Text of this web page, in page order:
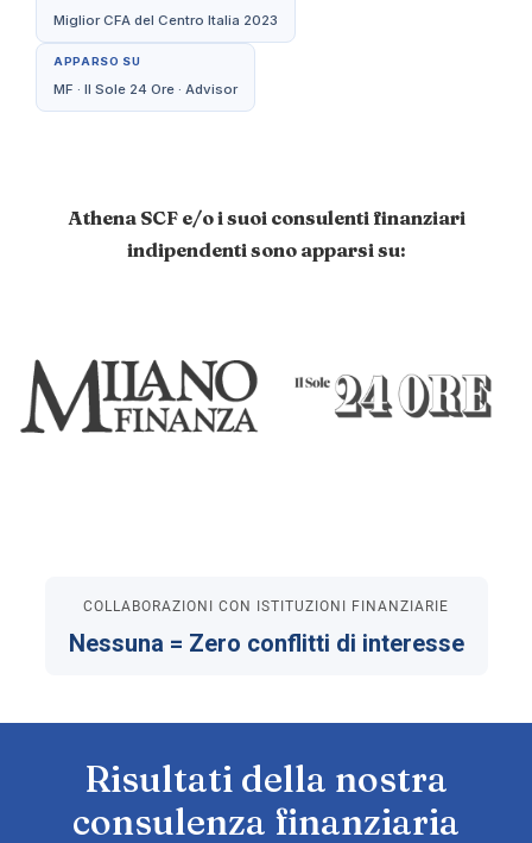
Miglior CFA del Centro Italia 2023
APPARSO SU
MF · Il Sole 24 Ore · Advisor
Athena SCF e/o i suoi consulenti finanziari
indipendenti sono apparsi su:
COLLABORAZIONI CON ISTITUZIONI FINANZIARIE
Nessuna = Zero conflitti di interesse
Risultati della nostra
consulenza finanziaria